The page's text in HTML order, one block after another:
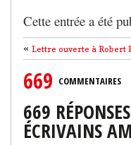
Cette entrée a été
« Lettre ouverte à Robert
669 COMMENTAIRES
669
ÉCRIVAINS